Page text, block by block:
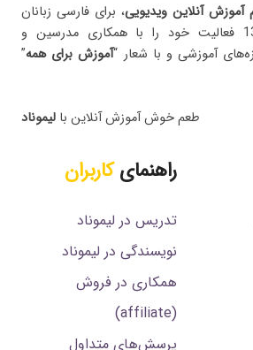
آموزش آنلاین ویدیویی، برای فارسی زبانان
است، که از سال 1395 فعالیت خود را با همکاری مدرسین و
آموزشی و با شعار “آموزش برای همه”
طعم خوش آموزش آنلاین با لیموناد
راهنمایکاربران
تدریس در لیموناد
نویسندگی در لیموناد
همکاری در فروش
(affiliate)
پرسش‌های متداول